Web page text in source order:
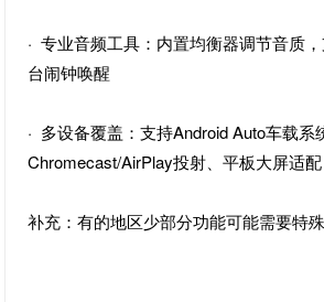
· 专业音频工具：内置均衡器调节音质
台闹钟唤醒
· 多设备覆盖：支持Android Auto车载系
Chromecast/AirPlay投射、平板大屏适配
补充：有的地区少部分功能可能需要特殊